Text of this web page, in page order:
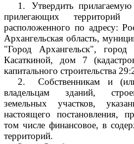
1.
Утвердить
прилегающих территорий
расположенного по адресу:
Архангельская область,
"Город Архангельск", город
Касаткиной, дом 7
капитального строительства
2.
Собственникам и
владельцам зданий,
земельных участков,
настоящего постановления,
том числе финансовое, в
территорий.